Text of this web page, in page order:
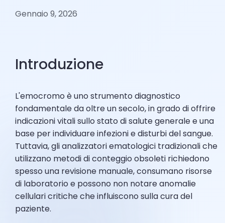
Gennaio 9, 2026
Introduzione
L'emocromo è uno strumento diagnostico
fondamentale da oltre un secolo, in grado di offrire
indicazioni vitali sullo stato di salute generale e una
base per individuare infezioni e disturbi del sangue.
Tuttavia, gli analizzatori ematologici tradizionali che
utilizzano metodi di conteggio obsoleti richiedono
spesso una revisione manuale, consumano risorse
di laboratorio e possono non notare anomalie
cellulari critiche che influiscono sulla cura del
paziente.